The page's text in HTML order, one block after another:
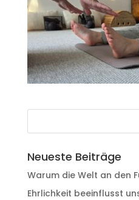
Neueste Beiträge
Warum die Welt an den
Ehrlichkeit beeinflusst